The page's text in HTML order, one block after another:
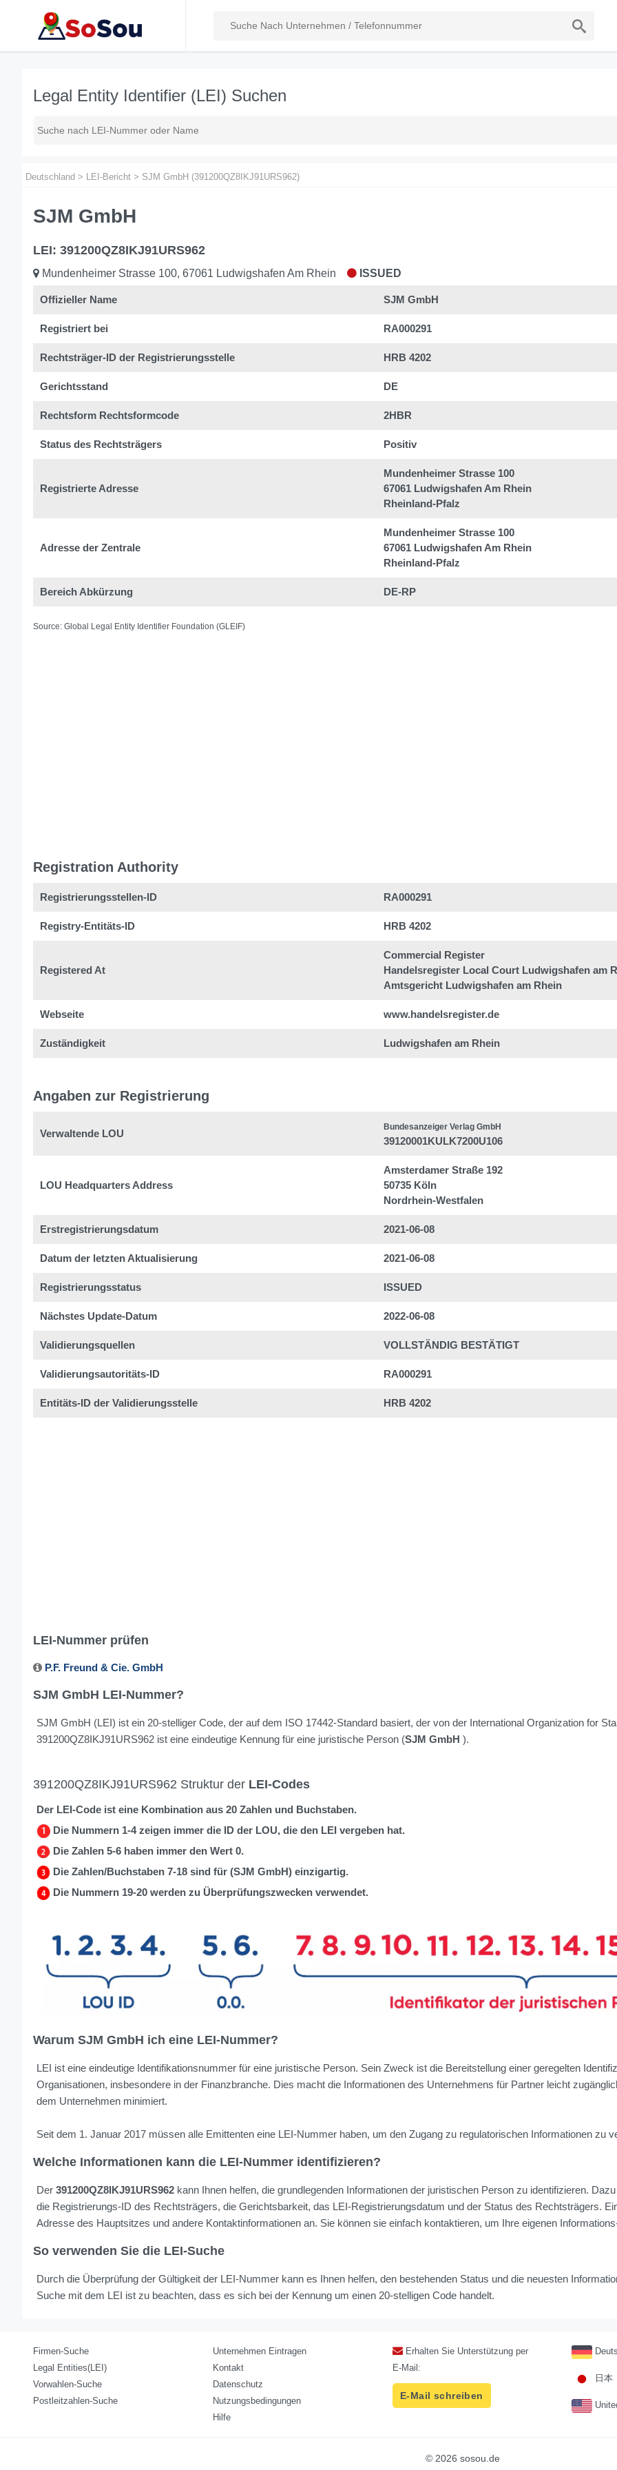
Legal Entity Identifier (LEI) Suchen
Deutschland > LEI-Bericht > SJM GmbH (391200QZ8IKJ91URS962)
SJM GmbH
LEI: 391200QZ8IKJ91URS962
Mundenheimer Strasse 100, 67061 Ludwigshafen Am Rhein ISSUED
Offizieller Name SJM GmbH
Registriert bei RA000291
Rechtsträger-ID der Registrierungsstelle HRB 4202
Gerichtsstand DE
Rechtsform Rechtsformcode 2HBR
Status des Rechtsträgers Positiv
Registrierte Adresse
Mundenheimer Strasse 100
67061 Ludwigshafen Am Rhein
Rheinland-Pfalz
Adresse der Zentrale
Mundenheimer Strasse 100
67061 Ludwigshafen Am Rhein
Rheinland-Pfalz
Bereich Abkürzung DE-RP
Source: Global Legal Entity Identifier Foundation (GLEIF)
Registration Authority
Registrierungsstellen-ID RA000291
Registry-Entitäts-ID HRB 4202
Registered At
Commercial Register
Handelsregister Local Court Ludwigshafen am
Amtsgericht Ludwigshafen am Rhein
Webseite www.handelsregister.de
Zuständigkeit Ludwigshafen am Rhein
Angaben zur Registrierung
Verwaltende LOU
Bundesanzeiger Verlag GmbH
39120001KULK7200U106
LOU Headquarters Address
Amsterdamer Straße 192
50735 Köln
Nordrhein-Westfalen
Erstregistrierungsdatum 2021-06-08
Datum der letzten Aktualisierung 2021-06-08
Registrierungsstatus ISSUED
Nächstes Update-Datum 2022-06-08
Validierungsquellen VOLLSTÄNDIG BESTÄTIGT
Validierungsautoritäts-ID RA000291
Entitäts-ID der Validierungsstelle HRB 4202
LEI-Nummer prüfen
P.F. Freund & Cie. GmbH
SJM GmbH LEI-Nummer?
SJM GmbH (LEI) ist ein 20-stelliger Code, der auf dem ISO 17442-Standard basiert, der von der International Organization for
391200QZ8IKJ91URS962 ist eine eindeutige Kennung für eine juristische Person (SJM GmbH ).
391200QZ8IKJ91URS962 Struktur der LEI-Codes
Der LEI-Code ist eine Kombination aus 20 Zahlen und Buchstaben.
Die Nummern 1-4 zeigen immer die ID der LOU, die den LEI vergeben hat.
Die Zahlen 5-6 haben immer den Wert 0.
Die Zahlen/Buchstaben 7-18 sind für (SJM GmbH) einzigartig.
Die Nummern 19-20 werden zu Überprüfungszwecken verwendet.
Warum SJM GmbH ich eine LEI-Nummer?
LEI ist eine eindeutige Identifikationsnummer für eine juristische Person. Sein Zweck ist die Bereitstellung einer geregelten
Organisationen, insbesondere in der Finanzbranche. Dies macht die Informationen des Unternehmens für Partner leicht
dem Unternehmen minimiert.
Seit dem 1. Januar 2017 müssen alle Emittenten eine LEI-Nummer haben, um den Zugang zu regulatorischen Informationen zu
Welche Informationen kann die LEI-Nummer identifizieren?
Der 391200QZ8IKJ91URS962 kann Ihnen helfen, die grundlegenden Informationen der juristischen Person zu identifizieren.
die Registrierungs-ID des Rechtsträgers, die Gerichtsbarkeit, das LEI-Registrierungsdatum und der Status des Rechtsträgers.
Adresse des Hauptsitzes und andere Kontaktinformationen an. Sie können sie einfach kontaktieren, um Ihre eigenen
So verwenden Sie die LEI-Suche
Durch die Überprüfung der Gültigkeit der LEI-Nummer kann es Ihnen helfen, den bestehenden Status und die neuesten
Suche mit dem LEI ist zu beachten, dass es sich bei der Kennung um einen 20-stelligen Code handelt.
Firmen-Suche
Legal Entities(LEI)
Vorwahlen-Suche
Postleitzahlen-Suche
Unternehmen Eintragen
Kontakt
Datenschutz
Nutzungsbedingungen
Hilfe
Erhalten Sie Unterstützung per
E-Mail:
E-Mail schreiben
日本
© 2026 sosou.de